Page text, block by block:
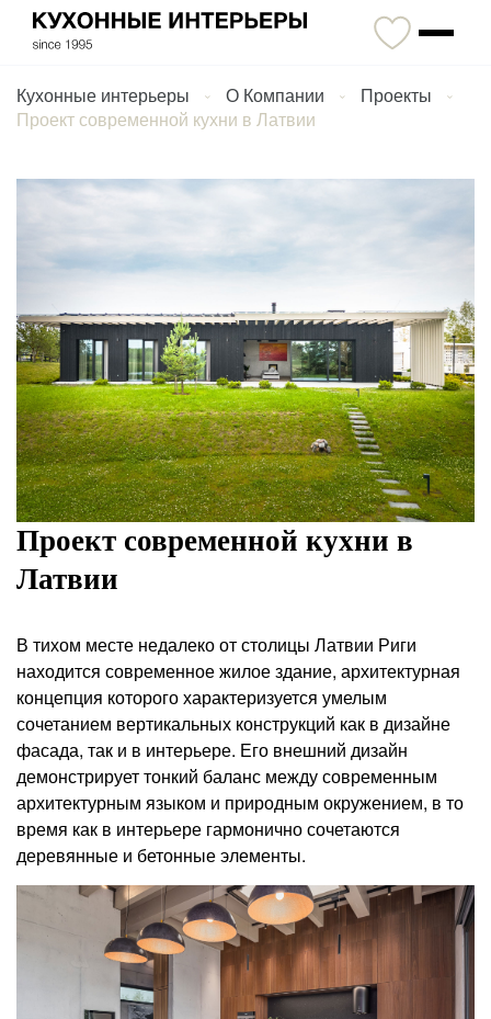
Кухонные интерьеры О Компании
Проекты
Проект современной кухни в Латвии
Проект современной кухни в
Латвии
В тихом месте недалеко от столицы Латвии Риги
находится современное жилое здание, архитектурная
концепция которого характеризуется умелым
сочетанием вертикальных конструкций как в дизайне
фасада, так и в интерьере. Его внешний дизайн
демонстрирует тонкий баланс между современным
архитектурным языком и природным окружением, в то
время как в интерьере гармонично сочетаются
деревянные и бетонные элементы.